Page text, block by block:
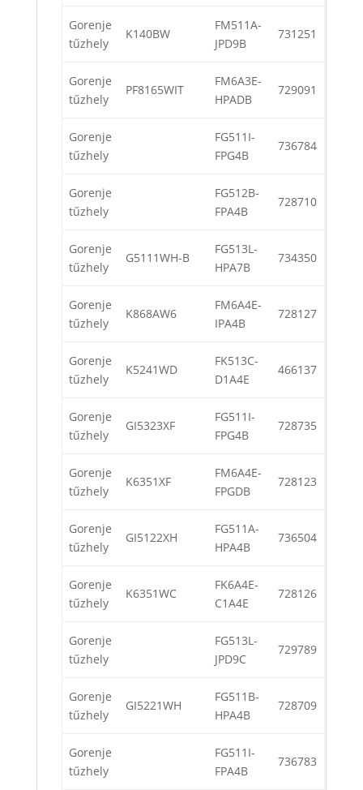
Gorenje
tűzhely
K140BW
FM511A-
JPD9B
731251
Gorenje
tűzhely
PF8165WIT
FM6A3E-
HPADB
729091
Gorenje
tűzhely
FG511I-
FPG4B
736784
Gorenje
tűzhely
FG512B-
FPA4B
728710
Gorenje
tűzhely
G5111WH-B
FG513L-
HPA7B
734350
Gorenje
tűzhely
K868AW6
FM6A4E-
IPA4B
728127
Gorenje
tűzhely
K5241WD
FK513C-
D1A4E
466137
Gorenje
tűzhely
GI5323XF
FG511I-
FPG4B
728735
Gorenje
tűzhely
K6351XF
FM6A4E-
FPGDB
728123
Gorenje
tűzhely
GI5122XH
FG511A-
HPA4B
736504
Gorenje
tűzhely
K6351WC
FK6A4E-
C1A4E
728126
Gorenje
tűzhely
FG513L-
JPD9C
729789
Gorenje
tűzhely
GI5221WH
FG511B-
HPA4B
728709
Gorenje
tűzhely
FG511I-
FPA4B
736783